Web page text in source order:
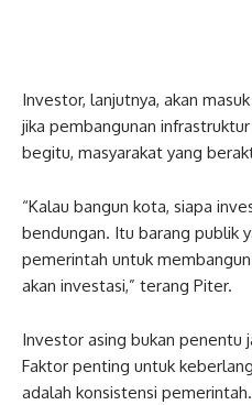
Investor, lanjutnya, akan
jika pembangunan
begitu, masyarakat yang
“Kalau bangun kota, siapa
bendungan. Itu barang publik
pemerintah untuk
akan investasi,” terang Piter.
Investor asing bukan penentu
Faktor penting untuk
adalah konsistensi pemerintah.